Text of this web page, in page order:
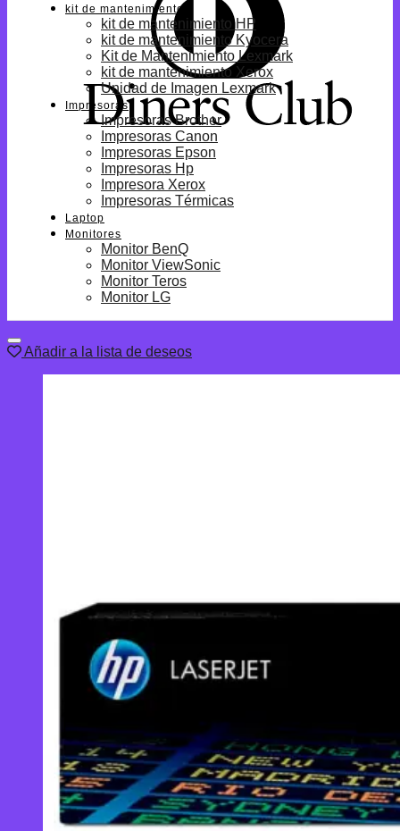
kit de mantenimiento
kit de mantenimiento HP
kit de mantenimiento Kyocera
Kit de Mantenimiento Lexmark
kit de mantenimiento Xerox
Unidad de Imagen Lexmark
Impresoras
Impresoras Brother
Impresoras Canon
Impresoras Epson
Impresoras Hp
Impresora Xerox
Impresoras Térmicas
Laptop
Monitores
Monitor BenQ
Monitor ViewSonic
Monitor Teros
Monitor LG
Añadir a la lista de deseos